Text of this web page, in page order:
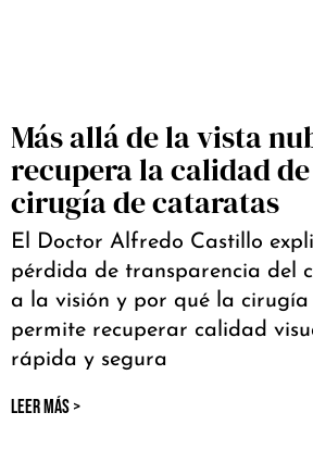
Más allá de la vista
recupera la calidad
cirugía de cataratas
El Doctor Alfredo Castillo
pérdida de transparencia del
a la visión y por qué la
permite recuperar calidad
rápida y segura
LEER MÁS >